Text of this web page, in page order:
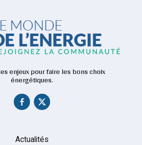
enjeux pour faire les bons choix
énergétiques.
Actualités